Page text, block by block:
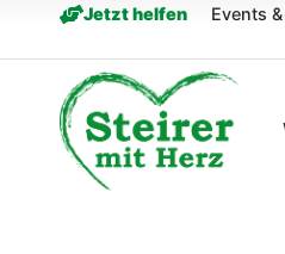
springenJetzt helfen Events